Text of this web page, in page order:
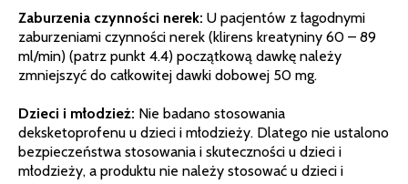
Zaburzenia czynności nerek: U pacjentów z łagodnymi
zaburzeniami czynności nerek (klirens kreatyniny 60 – 89
ml/min) (patrz punkt 4.4) początkową dawkę należy
zmniejszyć do całkowitej dawki dobowej 50 mg.
Dzieci i młodzież: Nie badano stosowania
deksketoprofenu u dzieci i młodzieży. Dlatego nie ustalono
bezpieczeństwa stosowania i skuteczności u dzieci i
młodzieży, a produktu nie należy stosować u dzieci i